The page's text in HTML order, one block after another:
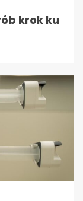
krok ku